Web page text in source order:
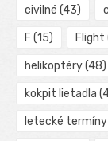
civilné (43)
F (15) Flight
helikoptéry(48)
kokpit lietadla
letecké termíny